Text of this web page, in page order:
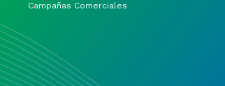
Campañas Comerciales